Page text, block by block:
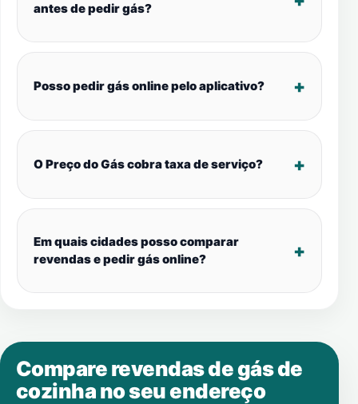
antes de pedir gás?
Posso pedir gás online pelo aplicativo?
O Preço do Gás cobra taxa de serviço?
Em quais cidades posso comparar
revendas e pedir gás online?
Compare revendas de gás de
cozinha no seu endereço